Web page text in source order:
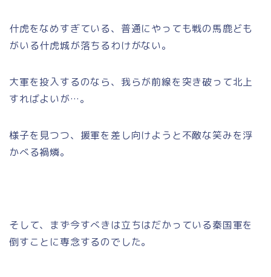
什虎をなめすぎている、普通にやっても戦の馬鹿ども
がいる什虎城が落ちるわけがない。
大軍を投入するのなら、我らが前線を突き破って北上
すればよいが…。
様子を見つつ、援軍を差し向けようと不敵な笑みを浮
かべる禍燐。
そして、まず今すべきは立ちはだかっている秦国軍を
倒すことに専念するのでした。